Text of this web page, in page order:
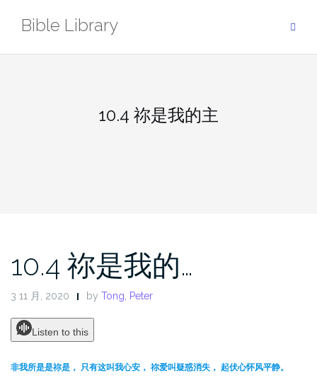
Bible Library
10.4 祢是我的主
10.4 祢是我的…
3 11 月, 2020 by Tong, Peter
Listen to this
非我所是是祢是， 只有这叫我心安， 祢爱叫疑惑消失， 起伏心怀风平静。